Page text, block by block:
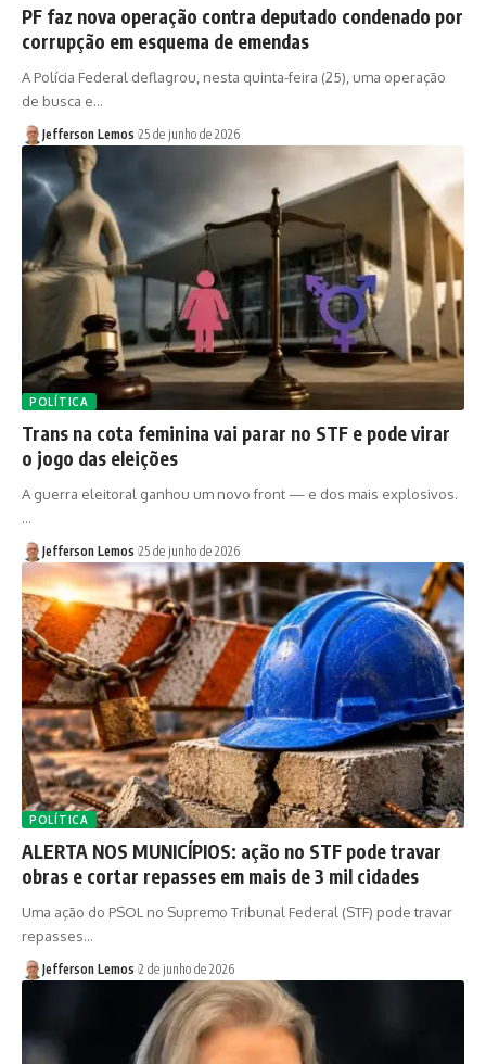
PF faz nova operação contra deputado condenado por
corrupção em esquema de emendas
A Polícia Federal deflagrou, nesta quinta-feira (25), uma operação
de busca e…
Jefferson Lemos 25 de junho de 2026
POLÍTICA
Trans na cota feminina vai parar no STF e pode virar
o jogo das eleições
A guerra eleitoral ganhou um novo front — e dos mais explosivos.
…
Jefferson Lemos 25 de junho de 2026
POLÍTICA
ALERTA NOS MUNICÍPIOS: ação no STF pode travar
obras e cortar repasses em mais de 3 mil cidades
Uma ação do PSOL no Supremo Tribunal Federal (STF) pode travar
repasses…
Jefferson Lemos 2 de junho de 2026